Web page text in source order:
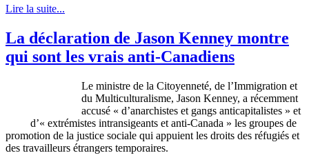
Lire la suite...
La déclaration de Jason Kenney montre
qui sont les vrais anti-Canadiens
Le ministre de la Citoyenneté, de l’Immigration et
du Multiculturalisme, Jason Kenney, a récemment
accusé « d’anarchistes et gangs anticapitalistes » et
d’« extrémistes intransigeants et anti-Canada » les groupes de
promotion de la justice sociale qui appuient les droits des réfugiés et
des travailleurs étrangers temporaires.